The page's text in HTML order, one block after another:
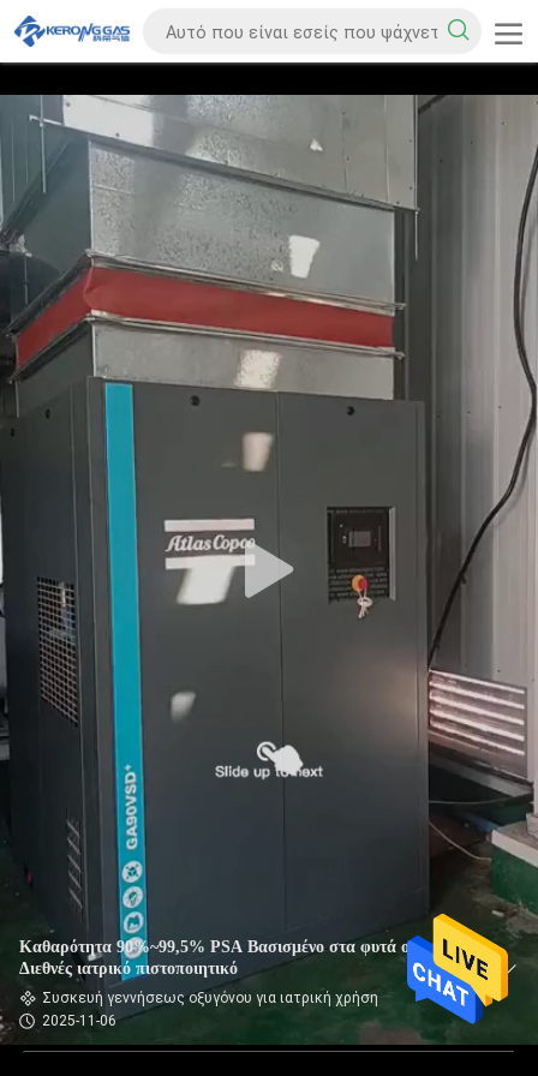
Καθαρότητα 90%~99,5% PSA Βασισμένο στα φυτά οξυγόνου
Διεθνές ιατρικό πιστοποιητικό
Συσκευή γεννήσεως οξυγόνου για ιατρική χρήση
2025-11-06